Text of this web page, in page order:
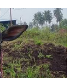
கோவில்
சிவகங்கை
எதிர்க்க
கௌரி